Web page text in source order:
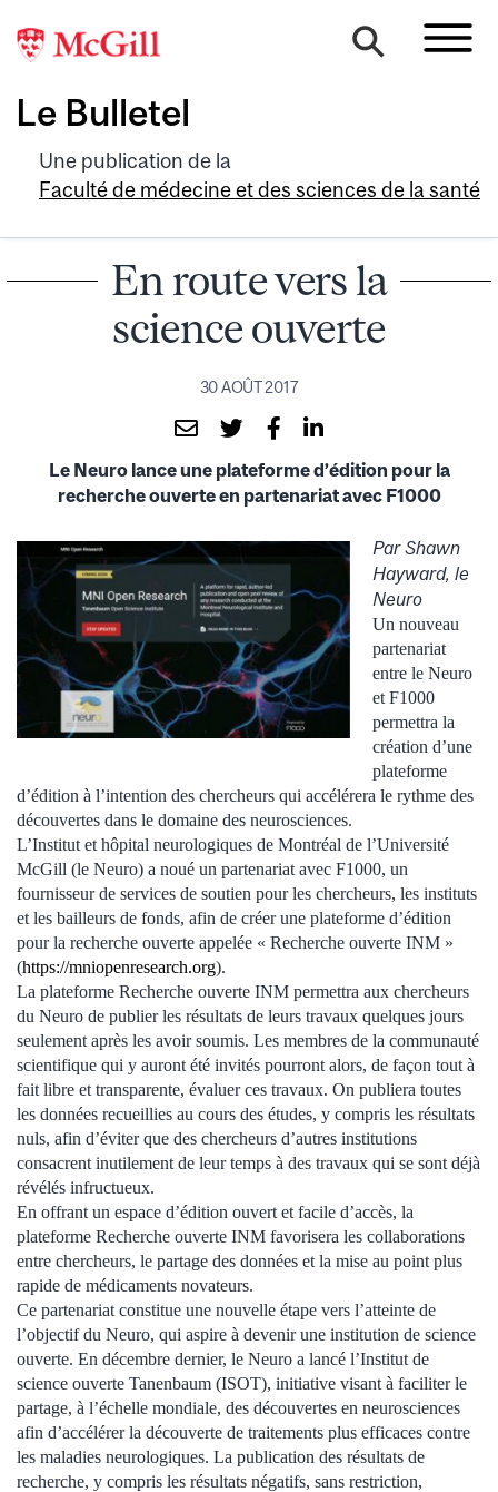
Le Bulletel
Une publication de la
Faculté de médecine et des sciences de la santé
En route vers la
science ouverte
30 AOÛT 2017
Le Neuro lance une plateforme d’édition pour la
recherche ouverte en partenariat avec F1000
Par Shawn
Hayward, le
Neuro
Un nouveau
partenariat
entre le Neuro
et F1000
permettra la
création d’une
plateforme
d’édition à l’intention des chercheurs qui accélérera le rythme des
découvertes dans le domaine des neurosciences.
L’Institut et hôpital neurologiques de Montréal de l’Université
McGill (le Neuro) a noué un partenariat avec F1000, un
fournisseur de services de soutien pour les chercheurs, les instituts
et les bailleurs de fonds, afin de créer une plateforme d’édition
pour la recherche ouverte appelée « Recherche ouverte INM »
(https://mniopenresearch.org).
La plateforme Recherche ouverte INM permettra aux chercheurs
du Neuro de publier les résultats de leurs travaux quelques jours
seulement après les avoir soumis. Les membres de la communauté
scientifique qui y auront été invités pourront alors, de façon tout à
fait libre et transparente, évaluer ces travaux. On publiera toutes
les données recueillies au cours des études, y compris les résultats
nuls, afin d’éviter que des chercheurs d’autres institutions
consacrent inutilement de leur temps à des travaux qui se sont déjà
révélés infructueux.
En offrant un espace d’édition ouvert et facile d’accès, la
plateforme Recherche ouverte INM favorisera les collaborations
entre chercheurs, le partage des données et la mise au point plus
rapide de médicaments novateurs.
Ce partenariat constitue une nouvelle étape vers l’atteinte de
l’objectif du Neuro, qui aspire à devenir une institution de science
ouverte. En décembre dernier, le Neuro a lancé l’Institut de
science ouverte Tanenbaum (ISOT), initiative visant à faciliter le
partage, à l’échelle mondiale, des découvertes en neurosciences
afin d’accélérer la découverte de traitements plus efficaces contre
les maladies neurologiques. La publication des résultats de
recherche, y compris les résultats négatifs, sans restriction,